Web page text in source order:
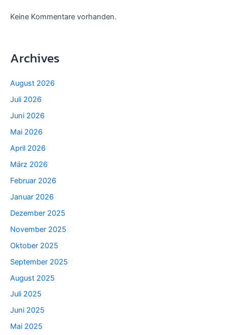
Keine Kommentare vorhanden.
Archives
August 2026
Juli 2026
Juni 2026
Mai 2026
April 2026
März 2026
Februar 2026
Januar 2026
Dezember 2025
November 2025
Oktober 2025
September 2025
August 2025
Juli 2025
Juni 2025
Mai 2025